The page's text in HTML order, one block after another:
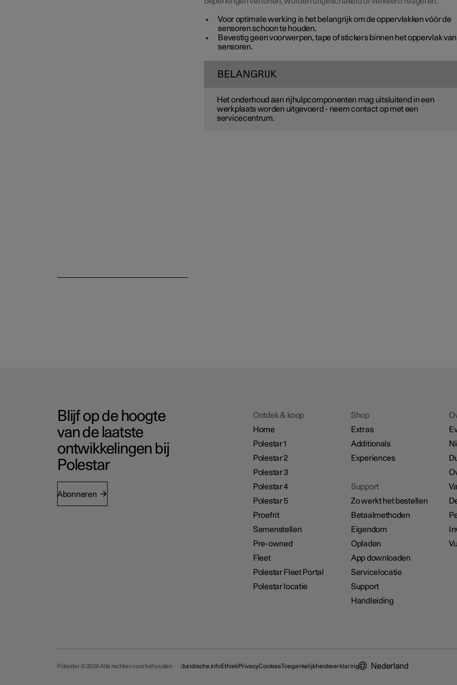
Voor optimale werking is het belangrijk om de oppervlakken vóór de
sensoren schoon te houden.
Bevestig geen voorwerpen, tape of stickers binnen het oppervlak
sensoren.
BELANGRIJK
Het onderhoud aan rijhulpcomponenten mag uitsluitend in een
werkplaats worden uitgevoerd - neem contact op met een
servicecentrum.
Blijf op de hoogte
van de laatste
ontwikkelingen bij
Polestar
Abonneren
Ontdek & koop
Home
Polestar 1
Polestar 2
Polestar 3
Polestar 4
Polestar 5
Proefrit
Samenstellen
Pre-owned
Fleet
Polestar Fleet Portal
Polestar locatie
Shop
Extras
Additionals
Experiences
Support
Zo werkt het bestellen
Betaalmethoden
Eigendom
Opladen
App downloaden
Servicelocatie
Support
Handleiding
Polestar © 2026 Alle rechten voorbehouden Juridische infoEthiekPrivacyCookiesToegankelijkheidsverklaring Nederland